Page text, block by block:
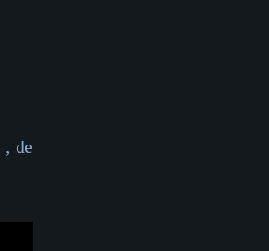
, de